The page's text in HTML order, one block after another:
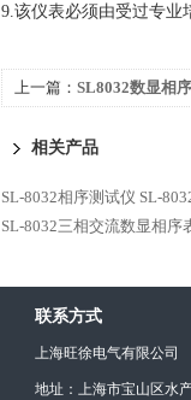
9.该仪表必须由受过专业
上一篇： SL8032数显相
相关产品
SL-8032相序测试仪 SL-
SL-8032三相交流数显相序
联系方式
上海旺徐电气有限公司
地址：上海市宝山区水